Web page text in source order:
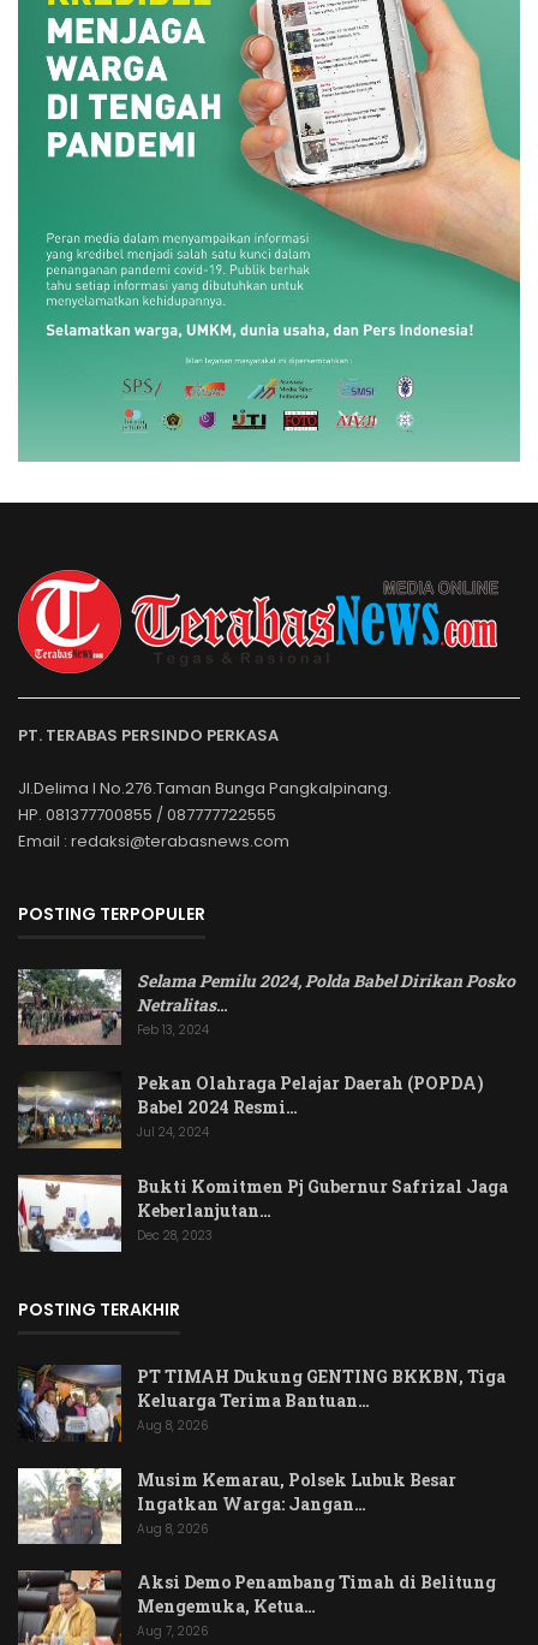
PT. TERABAS PERSINDO PERKASA
Jl.Delima I No.276.Taman Bunga Pangkalpinang.
HP. 081377700855 / 087777722555
Email : redaksi@terabasnews.com
POSTING TERPOPULER
Selama Pemilu 2024, Polda Babel Dirikan Posko
Netralitas…
Feb 13, 2024
Pekan Olahraga Pelajar Daerah (POPDA)
Babel 2024 Resmi…
Jul 24, 2024
Bukti Komitmen Pj Gubernur Safrizal Jaga
Keberlanjutan…
Dec 28, 2023
POSTING TERAKHIR
PT TIMAH Dukung GENTING BKKBN, Tiga
Keluarga Terima Bantuan…
Aug 8, 2026
Musim Kemarau, Polsek Lubuk Besar
Ingatkan Warga: Jangan…
Aug 8, 2026
Aksi Demo Penambang Timah di Belitung
Mengemuka, Ketua…
Aug 7, 2026